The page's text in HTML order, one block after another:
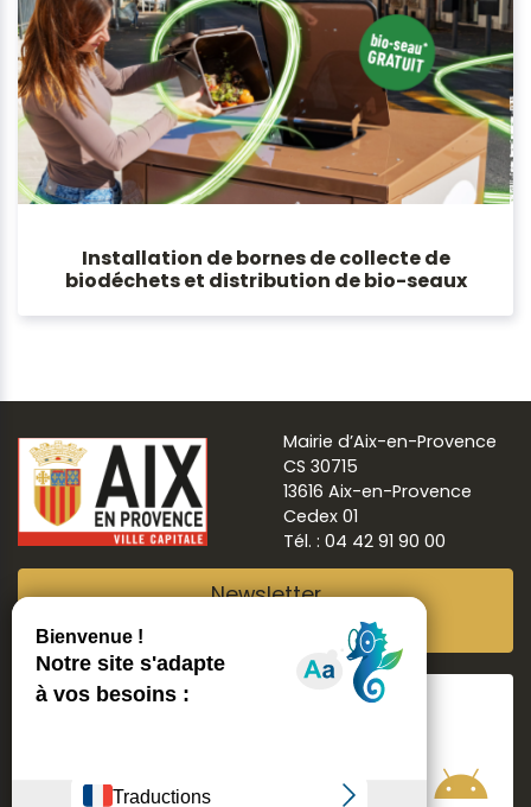
Installation de bornes de collecte de
biodéchets et distribution de bio-seaux
Mairie d’Aix-en-Provence
CS 30715
13616 Aix-en-Provence
Cedex 01
Tél. : 04 42 91 90 00
Newsletter
Suivre Aix ma ville